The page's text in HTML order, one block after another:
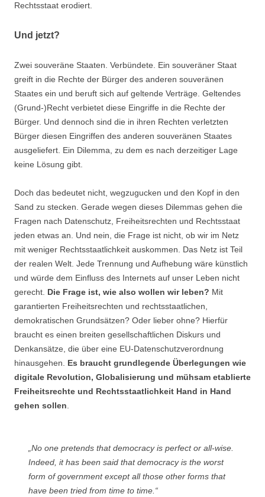
Rechtsstaat erodiert.
Und jetzt?
Zwei souveräne Staaten. Verbündete. Ein souveräner Staat
greift in die Rechte der Bürger des anderen souveränen
Staates ein und beruft sich auf geltende Verträge. Geltendes
(Grund-)Recht verbietet diese Eingriffe in die Rechte der
Bürger. Und dennoch sind die in ihren Rechten verletzten
Bürger diesen Eingriffen des anderen souveränen Staates
ausgeliefert. Ein Dilemma, zu dem es nach derzeitiger Lage
keine Lösung gibt.
Doch das bedeutet nicht, wegzugucken und den Kopf in den
Sand zu stecken. Gerade wegen dieses Dilemmas gehen die
Fragen nach Datenschutz, Freiheitsrechten und Rechtsstaat
jeden etwas an. Und nein, die Frage ist nicht, ob wir im Netz
mit weniger Rechtsstaatlichkeit auskommen. Das Netz ist Teil
der realen Welt. Jede Trennung und Aufhebung wäre künstlich
und würde dem Einfluss des Internets auf unser Leben nicht
gerecht. Die Frage ist, wie also wollen wir leben? Mit
garantierten Freiheitsrechten und rechtsstaatlichen,
demokratischen Grundsätzen? Oder lieber ohne? Hierfür
braucht es einen breiten gesellschaftlichen Diskurs und
Denkansätze, die über eine EU-Datenschutzverordnung
hinausgehen. Es braucht grundlegende Überlegungen wie
digitale Revolution, Globalisierung und mühsam etablierte
Freiheitsrechte und Rechtsstaatlichkeit Hand in Hand
gehen sollen
„No one pretends that democracy is perfect or all-wise.
Indeed, it has been said that democracy is the worst
form of government except all those other forms that
have been tried from time to time.“